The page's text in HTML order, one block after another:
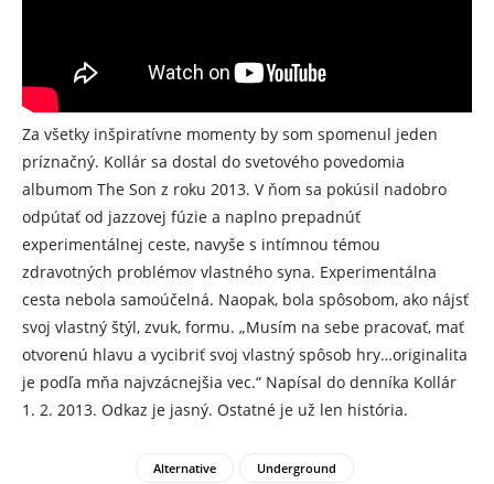
Za všetky inšpiratívne momenty by som spomenul jeden
príznačný. Kollár sa dostal do svetového povedomia
albumom The Son z roku 2013. V ňom sa pokúsil nadobro
odpútať od jazzovej fúzie a naplno prepadnúť
experimentálnej ceste, navyše s intímnou témou
zdravotných problémov vlastného syna. Experimentálna
cesta nebola samoúčelná. Naopak, bola spôsobom, ako nájsť
svoj vlastný štýl, zvuk, formu. „Musím na sebe pracovať, mať
otvorenú hlavu a vycibriť svoj vlastný spôsob hry…originalita
je podľa mňa najvzácnejšia vec.“ Napísal do denníka Kollár
1. 2. 2013. Odkaz je jasný. Ostatné je už len história.
Alternative Underground